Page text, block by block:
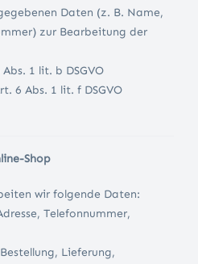
Daten (z. B. Name,
zur Bearbeitung der
1 lit. b DSGVO
6 Abs. 1 lit. f DSGVO
Shop
wir folgende Daten:
Telefonnummer,
Lieferung,